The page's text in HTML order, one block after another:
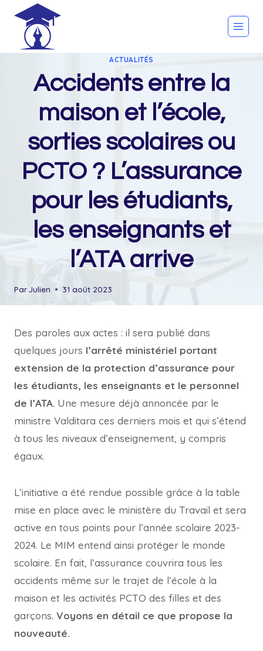
content
ACTUALITÉS
Accidents entre la
maison et l’école,
sorties scolaires ou
PCTO ? L’assurance
pour les étudiants,
les enseignants et
l’ATA arrive
ParJulien 31 août 2023
Des paroles aux actes : il sera publié dans
quelques jours l’arrêté ministériel portant
extension de la protection d’assurance pour
les étudiants, les enseignants et le personnel
de l’ATA. Une mesure déjà annoncée par le
ministre Valditara ces derniers mois et qui s’étend
à tous les niveaux d’enseignement, y compris
égaux.
L’initiative a été rendue possible grâce à la table
mise en place avec le ministère du Travail et sera
active en tous points pour l’année scolaire 2023-
2024. Le MIM entend ainsi protéger le monde
scolaire. En fait, l’assurance couvrira tous les
accidents même sur le trajet de l’école à la
maison et les activités PCTO des filles et des
garçons. Voyons en détail ce que propose la
nouveauté.